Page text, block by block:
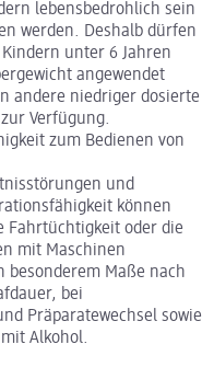
lebensbedrohlich sein
werden. Deshalb dürfen
unter 6 Jahren
angewendet
andere niedriger dosierte
Verfügung.
zum Bedienen von
und
können
Fahrtüchtigkeit oder die
mit Maschinen
besonderem Maße nach
bei
Präparatewechsel sowie
Alkohol.